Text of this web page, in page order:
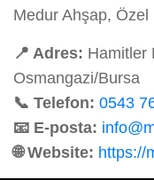
Medur Ahşap, Özel
📍 Adres: Hamitler
Osmangazi/Bursa
📞 Telefon: 0543
📧 E-posta:
🌐 Website: https://